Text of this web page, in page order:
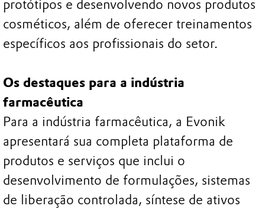
protótipos e desenvolvendo novos produtos
cosméticos, além de oferecer treinamentos
específicos aos profissionais do setor.
Os destaques para a indústria
farmacêutica
Para a indústria farmacêutica, a Evonik
apresentará sua completa plataforma de
produtos e serviços que inclui o
desenvolvimento de formulações, sistemas
de liberação controlada, síntese de ativos